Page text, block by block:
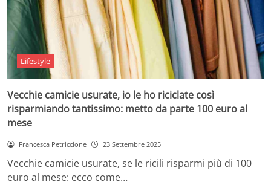
Lifestyle
Vecchie camicie usurate, io le ho riciclate così
risparmiando tantissimo: metto da parte 100 euro al
mese
Francesca Petriccione 23 Settembre 2025
Vecchie camicie usurate, se le ricili risparmi più di 100
euro al mese: ecco come…